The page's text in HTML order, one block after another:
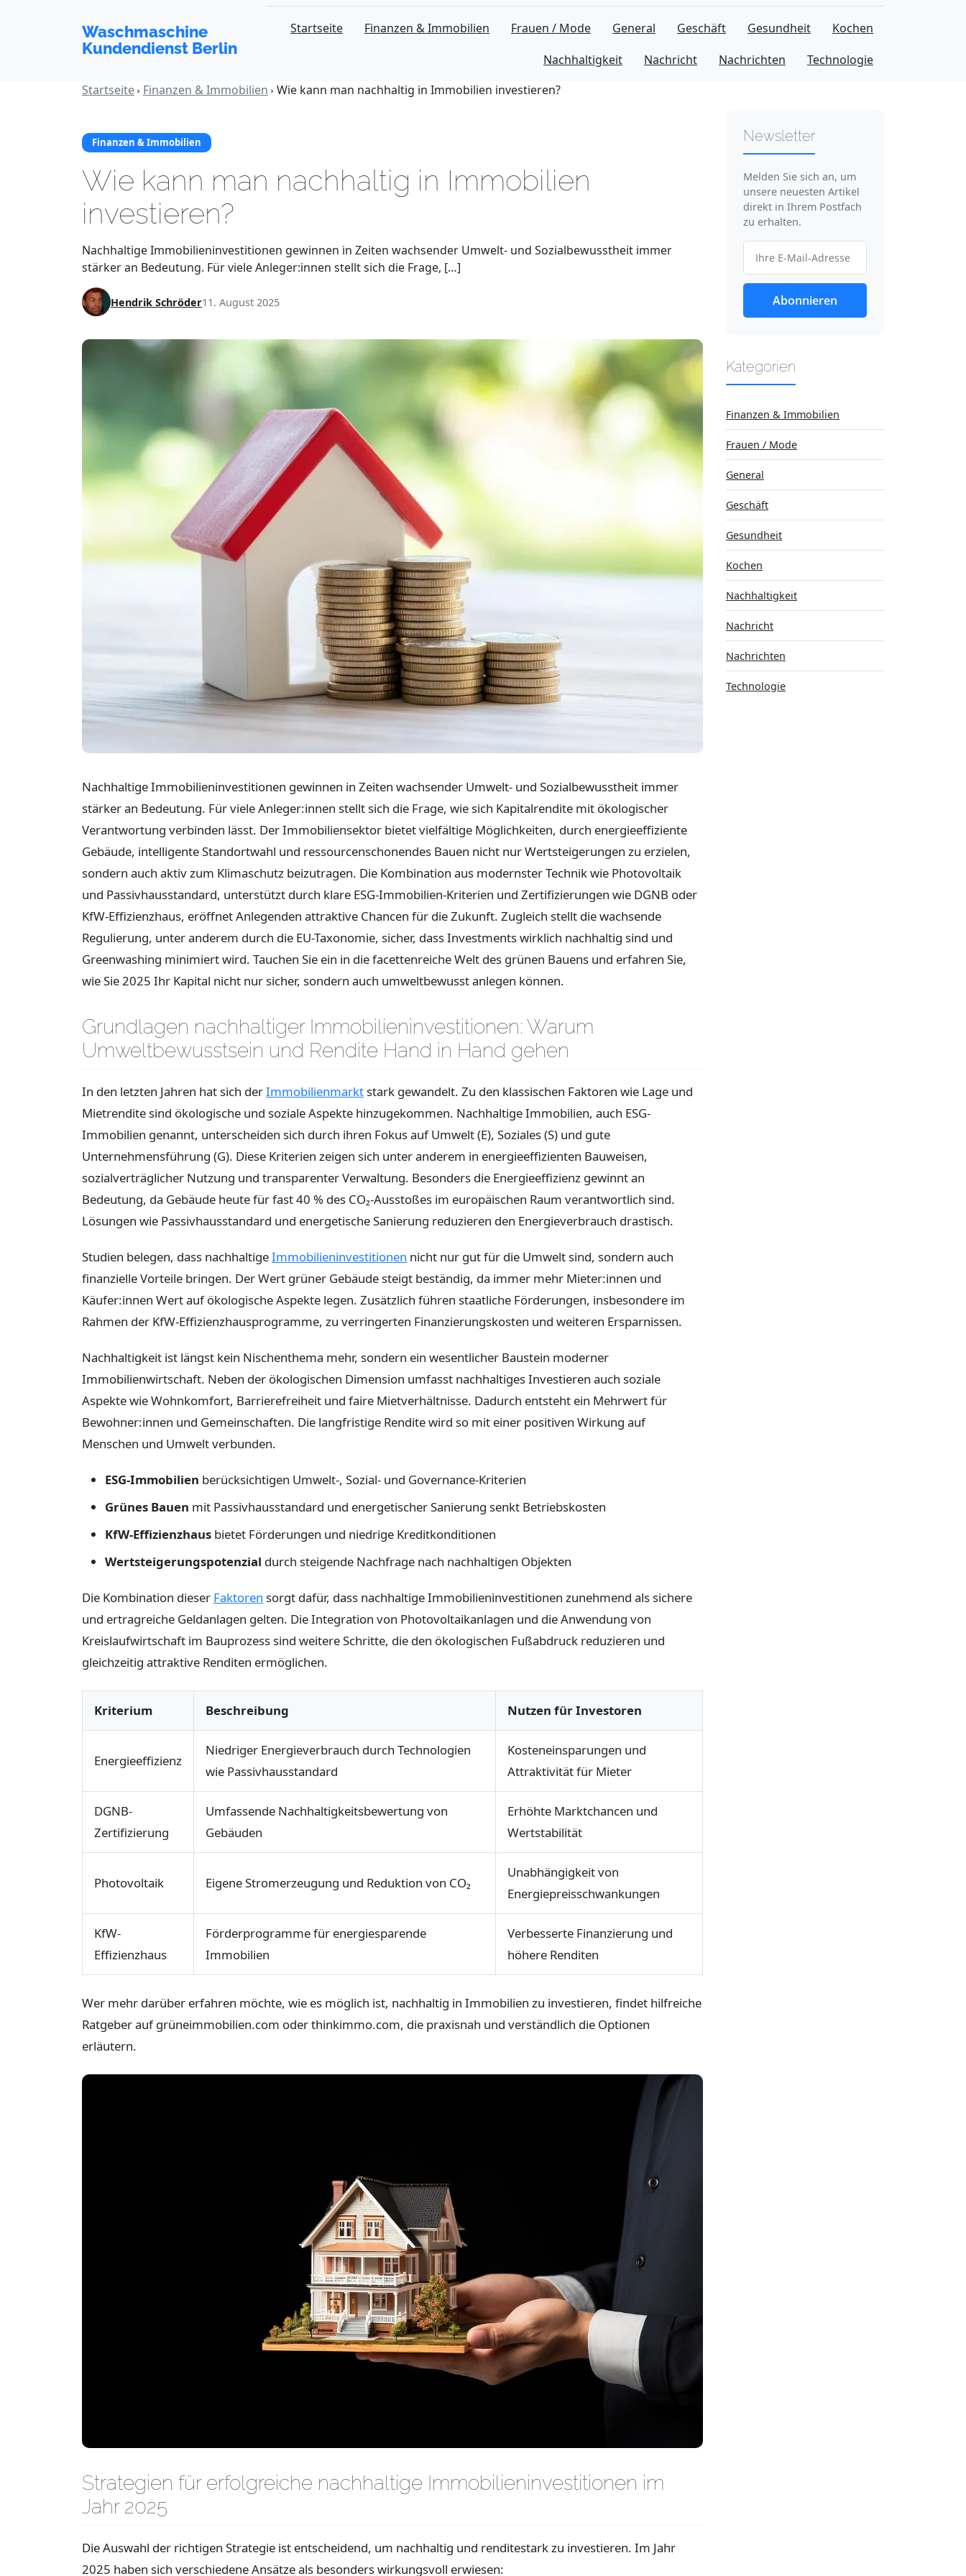
Waschmaschine
Kundendienst Berlin
Startseite Finanzen & Immobilien Frauen / Mode General Geschäft Gesundheit
Kochen
Nachhaltigkeit
Nachricht Nachrichten
Technologie
Startseite Finanzen & Immobilien Wie kann man nachhaltig in Immobilien investieren?
Finanzen & Immobilien
Wie kann man nachhaltig in Immobilien
investieren?
Nachhaltige Immobilieninvestitionen gewinnen in Zeiten wachsender Umwelt- und Sozialbewusstheit immer
stärker an Bedeutung. Für viele Anleger:innen stellt sich die Frage, […]
Hendrik Schröder11. August 2025
Nachhaltige Immobilieninvestitionen gewinnen in Zeiten wachsender Umwelt- und Sozialbewusstheit immer
stärker an Bedeutung. Für viele Anleger:innen stellt sich die Frage, wie sich Kapitalrendite mit ökologischer
Verantwortung verbinden lässt. Der Immobiliensektor bietet vielfältige Möglichkeiten, durch energieeffiziente
Gebäude, intelligente Standortwahl und ressourcenschonendes Bauen nicht nur Wertsteigerungen zu erzielen,
sondern auch aktiv zum Klimaschutz beizutragen. Die Kombination aus modernster Technik wie Photovoltaik
und Passivhausstandard, unterstützt durch klare ESG-Immobilien-Kriterien und Zertifizierungen wie DGNB oder
KfW-Effizienzhaus, eröffnet Anlegenden attraktive Chancen für die Zukunft. Zugleich stellt die wachsende
Regulierung, unter anderem durch die EU-Taxonomie, sicher, dass Investments wirklich nachhaltig sind und
Greenwashing minimiert wird. Tauchen Sie ein in die facettenreiche Welt des grünen Bauens und erfahren Sie,
wie Sie 2025 Ihr Kapital nicht nur sicher, sondern auch umweltbewusst anlegen können.
Grundlagen nachhaltiger Immobilieninvestitionen: Warum
Umweltbewusstsein und Rendite Hand in Hand gehen
In den letzten Jahren hat sich derImmobilienmarktstark gewandelt. Zu den klassischen Faktoren wie Lage und
Mietrendite sind ökologische und soziale Aspekte hinzugekommen. Nachhaltige Immobilien, auch ESG-
Immobilien genannt, unterscheiden sich durch ihren Fokus auf Umwelt (E), Soziales (S) und gute
Unternehmensführung (G). Diese Kriterien zeigen sich unter anderem in energieeffizienten Bauweisen,
sozialverträglicher Nutzung und transparenter Verwaltung. Besonders die Energieeffizienz gewinnt an
Bedeutung, da Gebäude heute für fast 40 % des CO₂-Ausstoßes im europäischen Raum verantwortlich sind.
Lösungen wie Passivhausstandard und energetische Sanierung reduzieren den Energieverbrauch drastisch.
Studien belegen, dass nachhaltigeImmobilieninvestitionen nicht nur gut für die Umwelt sind, sondern auch
finanzielle Vorteile bringen. Der Wert grüner Gebäude steigt beständig, da immer mehr Mieter:innen und
Käufer:innen Wert auf ökologische Aspekte legen. Zusätzlich führen staatliche Förderungen, insbesondere im
Rahmen der KfW-Effizienzhausprogramme, zu verringerten Finanzierungskosten und weiteren Ersparnissen.
Nachhaltigkeit ist längst kein Nischenthema mehr, sondern ein wesentlicher Baustein moderner
Immobilienwirtschaft. Neben der ökologischen Dimension umfasst nachhaltiges Investieren auch soziale
Aspekte wie Wohnkomfort, Barrierefreiheit und faire Mietverhältnisse. Dadurch entsteht ein Mehrwert für
Bewohner:innen und Gemeinschaften. Die langfristige Rendite wird so mit einer positiven Wirkung auf
Menschen und Umwelt verbunden.
ESG-Immobilien berücksichtigen Umwelt-, Sozial- und Governance-Kriterien
Grünes Bauen mit Passivhausstandard und energetischer Sanierung senkt Betriebskosten
KfW-Effizienzhaus bietet Förderungen und niedrige Kreditkonditionen
Wertsteigerungspotenzial durch steigende Nachfrage nach nachhaltigen Objekten
Die Kombination dieser Faktoren sorgt dafür, dass nachhaltige Immobilieninvestitionen zunehmend als sichere
und ertragreiche Geldanlagen gelten. Die Integration von Photovoltaikanlagen und die Anwendung von
Kreislaufwirtschaft im Bauprozess sind weitere Schritte, die den ökologischen Fußabdruck reduzieren und
gleichzeitig attraktive Renditen ermöglichen.
Kriterium Beschreibung Nutzen für Investoren
Energieeffizienz
Niedriger Energieverbrauch durch Technologien
wie Passivhausstandard
Kosteneinsparungen und
Attraktivität für Mieter
DGNB-
Zertifizierung
Umfassende Nachhaltigkeitsbewertung von
Gebäuden
Erhöhte Marktchancen und
Wertstabilität
Photovoltaik Eigene Stromerzeugung und Reduktion von CO₂
Unabhängigkeit von
Energiepreisschwankungen
KfW-
Effizienzhaus
Förderprogramme für energiesparende
Immobilien
Verbesserte Finanzierung und
höhere Renditen
Wer mehr darüber erfahren möchte, wie es möglich ist, nachhaltig in Immobilien zu investieren, findet hilfreiche
Ratgeber auf grüneimmobilien.com oder thinkimmo.com, die praxisnah und verständlich die Optionen
erläutern.
Strategien für erfolgreiche nachhaltige Immobilieninvestitionen im
Jahr 2025
Die Auswahl der richtigen Strategie ist entscheidend, um nachhaltig und renditestark zu investieren. Im Jahr
2025 haben sich verschiedene Ansätze als besonders wirkungsvoll erwiesen:
Newsletter
Melden Sie sich an, um
unsere neuesten Artikel
direkt in Ihrem Postfach
zu erhalten.
Abonnieren
Kategorien
Finanzen & Immobilien
Frauen / Mode
General
Geschäft
Gesundheit
Kochen
Nachhaltigkeit
Nachricht
Nachrichten
Technologie